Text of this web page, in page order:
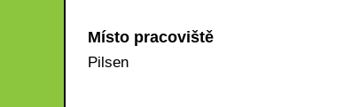
Místo pracoviště
Pilsen